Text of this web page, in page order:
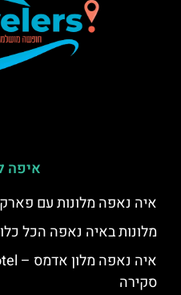
איפה
איה נאפה מלונות עם
מלונות באיה נאפה הכל
סקירה